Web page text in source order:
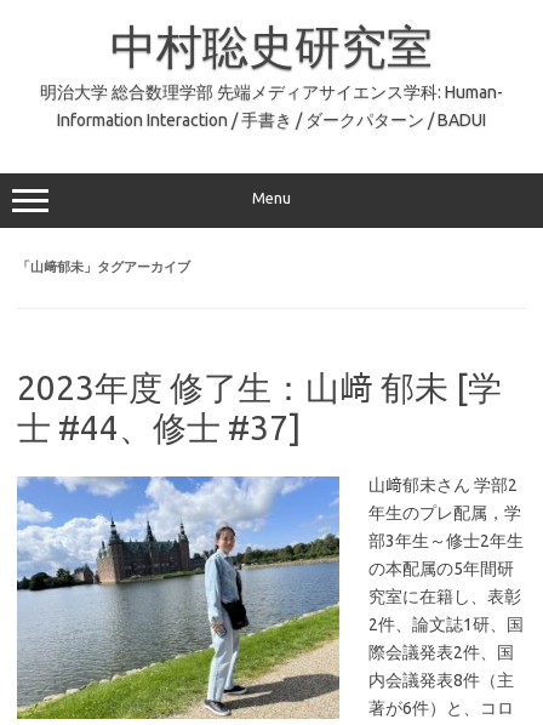
中村聡史研究室
明治大学 総合数理学部 先端メディアサイエンス学科: Human-
Information Interaction / 手書き / ダークパターン / BADUI
Menu
「山﨑郁未 」タグアーカイブ
2023年度 修了生：山﨑 郁未 [学
士 #44、修士 #37]
山﨑郁未さん 学部2
年生のプレ配属，学
部3年生～修士2年生
の本配属の5年間研
究室に在籍し、表彰
2件、論文誌1研、国
際会議発表2件、国
内会議発表8件（主
著が6件）と、コロ